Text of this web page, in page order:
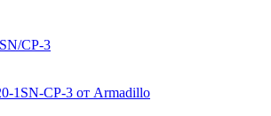
CP-3
1SN-CP-3 от Armadillo